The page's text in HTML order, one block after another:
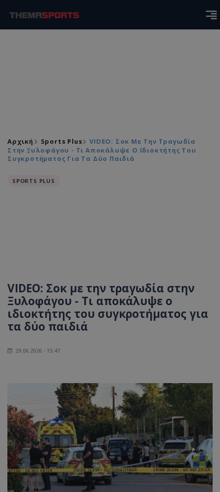
Αρχική Sports Plus
VIDEO: Σοκ Με Την Τραγωδία
Στην Ξυλοφάγου - Τι Αποκάλυψε Ο Ιδιοκτήτης Του
Συγκροτήματος Για Τα Δύο Παιδιά
SPORTS PLUS
VIDEO: Σοκ με την τραγωδία στην
Ξυλοφάγου - Τι αποκάλυψε ο
ιδιοκτήτης του συγκροτήματος για
τα δύο παιδιά
29.06.2026 - 15:47